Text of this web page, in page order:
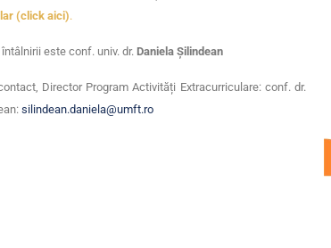
(click aici).
este conf. univ. dr. Daniela Șilindean
Director Program Activități Extracurriculare: conf. dr.
silindean.daniela@umft.ro